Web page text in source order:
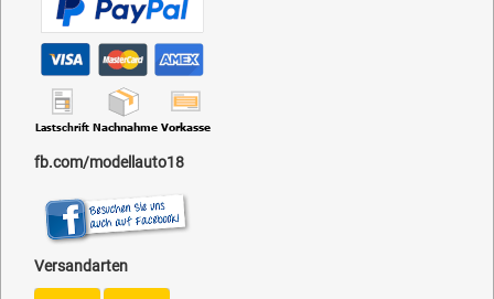
fb.com/modellauto18
Versandarten